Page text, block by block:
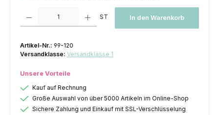
ST In den Warenkorb
Artikel-Nr.: 99-120
Versandklasse: Versandklasse 1
Unsere Vorteile
Kauf auf Rechnung
Große Auswahl von über 5000 Artikeln im Online-Shop
Sichere Zahlung und Einkauf mit SSL-Verschlüsselung